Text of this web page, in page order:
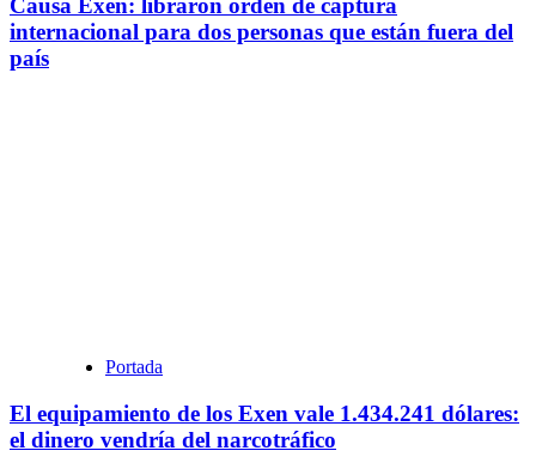
internacional para dos personas que están fuera del
país
Portada
El equipamiento de los Exen vale 1.434.241 dólares:
el dinero vendría del narcotráfico